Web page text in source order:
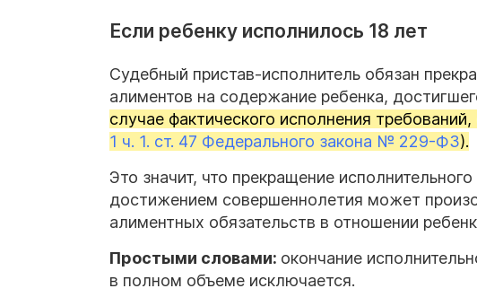
Если ребенку исполнилось 18 лет
Судебный пристав-исполнитель обязан
алиментов на содержание ребенка,
случае фактического исполнения
1 ч. 1. ст. 47 Федерального закона № 229-ФЗ).
Это значит, что прекращение
достижением совершеннолетия может
алиментных обязательств в отношении
Простыми словами: окончание
в полном объеме исключается.